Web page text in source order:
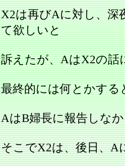
X2は再びAに対し、深
て欲しいと
訴えたが、AはX2の話
最終的には何とかする
AはB婦長に報告しな
そこでX2は、後日、A